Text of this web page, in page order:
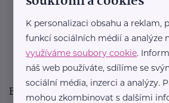
Pravidelný přísun novinek,
podpora pro rodiče i sdílení
Newsletter webu eMaminy.cz.
odběru a čtěte o tématech,
v náročném období nebo
Buďte první, kdo se dozví o
K personalizaci obsahu a reklam,
funkcí sociálních médií a analýze
využíváme soubory cookie.
náš web používáte, sdílíme se
sociální média, inzerci a analýzy.
mohou zkombinovat s dalšími